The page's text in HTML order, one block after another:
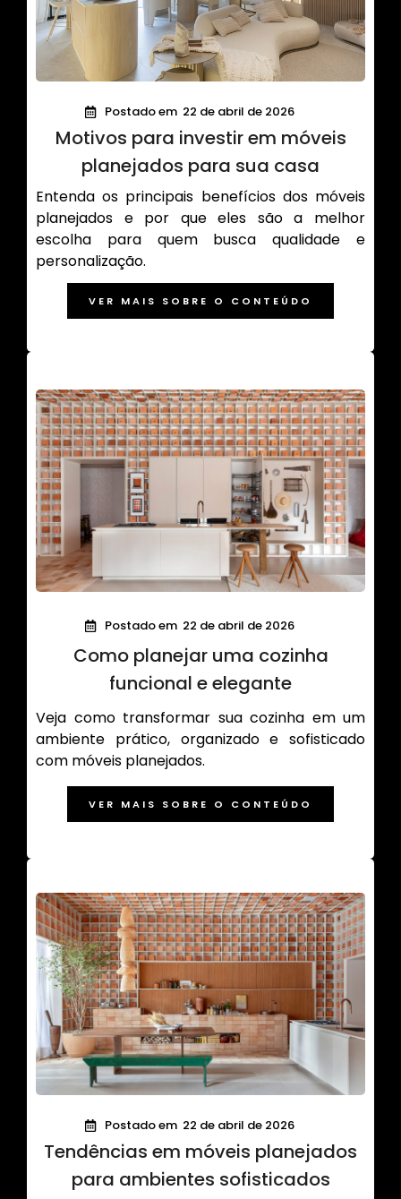
Postado em 22 de abril de 2026
Motivos para investir em móveis
planejados para sua casa
Entenda os principais benefícios dos móveis
planejados e por que eles são a melhor
escolha para quem busca qualidade e
personalização.
VER MAIS SOBRE O CONTEÚDO
Postado em 22 de abril de 2026
Como planejar uma cozinha
funcional e elegante
Veja como transformar sua cozinha em um
ambiente prático, organizado e sofisticado
com móveis planejados.
VER MAIS SOBRE O CONTEÚDO
Postado em 22 de abril de 2026
Tendências em móveis planejados
para ambientes sofisticados